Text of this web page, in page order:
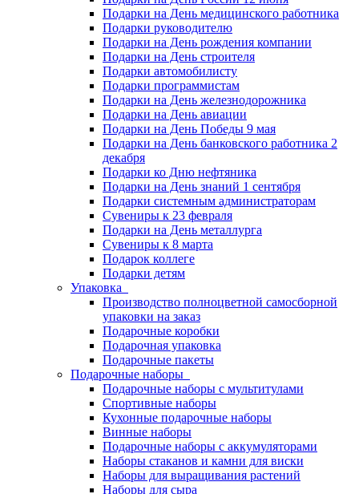
Подарки на День медицинского работника
Подарки руководителю
Подарки на День рождения компании
Подарки на День строителя
Подарки автомобилисту
Подарки программистам
Подарки на День железнодорожника
Подарки на День авиации
Подарки на День Победы 9 мая
Подарки на День банковского работника 2
декабря
Подарки ко Дню нефтяника
Подарки на День знаний 1 сентября
Подарки системным администраторам
Сувениры к 23 февраля
Подарки на День металлурга
Сувениры к 8 марта
Подарок коллеге
Подарки детям
Упаковка
Производство полноцветной самосборной
упаковки на заказ
Подарочные коробки
Подарочная упаковка
Подарочные пакеты
Подарочные наборы
Подарочные наборы с мультитулами
Спортивные наборы
Кухонные подарочные наборы
Винные наборы
Подарочные наборы с аккумуляторами
Наборы стаканов и камни для виски
Наборы для выращивания растений
Наборы для сыра